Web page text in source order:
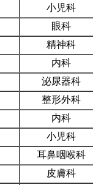
小児科
眼科
精神科
内科
泌尿器科
整形外科
内科
小児科
耳鼻咽喉科
皮膚科